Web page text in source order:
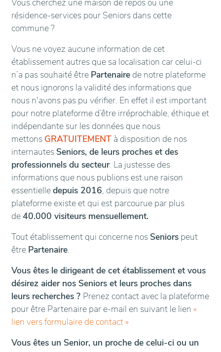
Vous cherchez une maison de repos ou une
résidence-services pour Seniors dans cette
commune ?
Vous ne voyez aucune information de cet
établissement autres que sa localisation car celui-ci
n’a pas souhaité être Partenaire de notre plateforme
et nous ignorons la validité des informations que
nous n'avons pas pu vérifier. En effet il est important
pour notre plateforme d’être irréprochable, éthique et
indépendante sur les données que nous
mettons GRATUITEMENT à disposition de nos
internautes Seniors, de leurs proches et des
professionnels du secteur. La justesse des
informations que nous publions est une raison
essentielledepuis 2016, depuis que notre
plateforme existe et qui est parcourue par plus
de40.000 visiteurs mensuellement.
Tout établissement qui concerne nos Seniors peut
être Partenaire.
Vous êtes le dirigeant de cet établissement et vous
désirez aider nos Seniors et leurs proches dans
leurs recherches ? Prenez contact avec la plateforme
pour être Partenaire par e-mail en suivant le lien «
lien vers formulaire de contact »
Vous êtes un Senior, un proche de celui-ci ou un